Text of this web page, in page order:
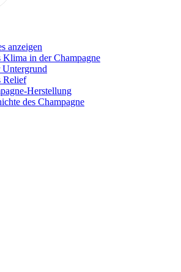
anzeigen
Klima in der Champagne
Untergrund
Relief
Herstellung
des Champagne